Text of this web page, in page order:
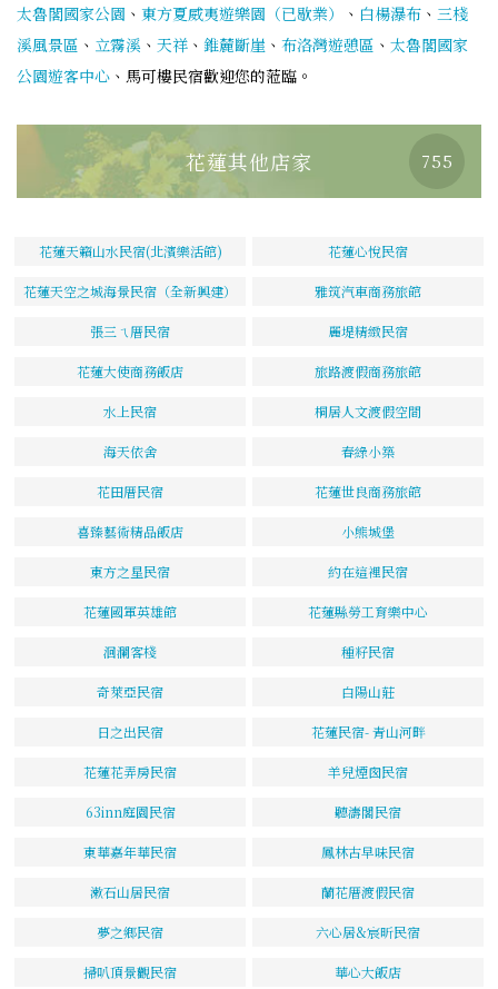
太魯閣國家公園 、 東方夏威夷遊樂園（已歇業） 、 白楊瀑布 、 三棧
溪風景區 、 立霧溪 、 天祥 、 錐麓斷崖 、 布洛灣遊憩區 、 太魯閣國家
公園遊客中心 、馬可樓民宿歡迎您的蒞臨。
花蓮其他店家 755
花蓮天籟山水民宿(北濱樂活館) 花蓮心悅民宿
花蓮天空之城海景民宿（全新興建） 雅筑汽車商務旅館
張三ㄟ厝民宿 麗堤精緻民宿
花蓮大使商務飯店 旅路渡假商務旅館
水上民宿 桐居人文渡假空間
海天依舍 春綠小築
花田厝民宿 花蓮世良商務旅館
喜臻藝術精品飯店 小熊城堡
東方之星民宿 約在這裡民宿
花蓮國軍英雄館 花蓮縣勞工育樂中心
洄瀾客棧 種籽民宿
奇萊亞民宿 白陽山莊
日之出民宿 花蓮民宿- 青山河畔
花蓮花弄房民宿 羊兒煙囪民宿
63inn庭園民宿 聽濤閣民宿
東華嘉年華民宿 鳳林古早味民宿
漱石山居民宿 蘭花厝渡假民宿
夢之鄉民宿 六心居&宸昕民宿
掃叭頂景觀民宿 華心大飯店